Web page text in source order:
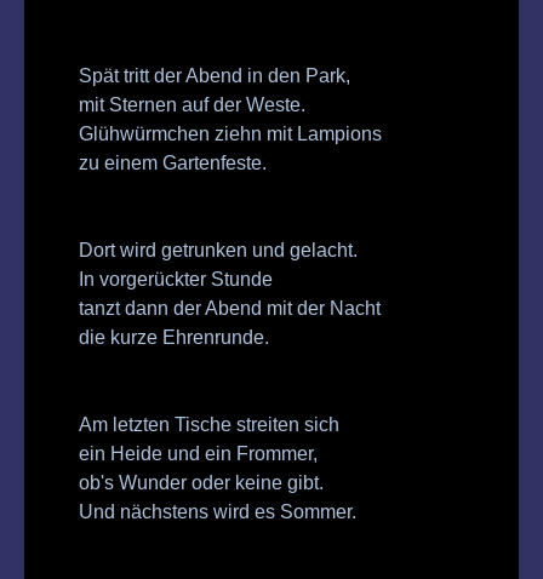
Spät tritt der Abend in den Park,
mit Sternen auf der Weste.
Glühwürmchen ziehn mit Lampions
zu einem Gartenfeste.
Dort wird getrunken und gelacht.
In vorgerückter Stunde
tanzt dann der Abend mit der Nacht
die kurze Ehrenrunde.
Am letzten Tische streiten sich
ein Heide und ein Frommer,
ob's Wunder oder keine gibt.
Und nächstens wird es Sommer.